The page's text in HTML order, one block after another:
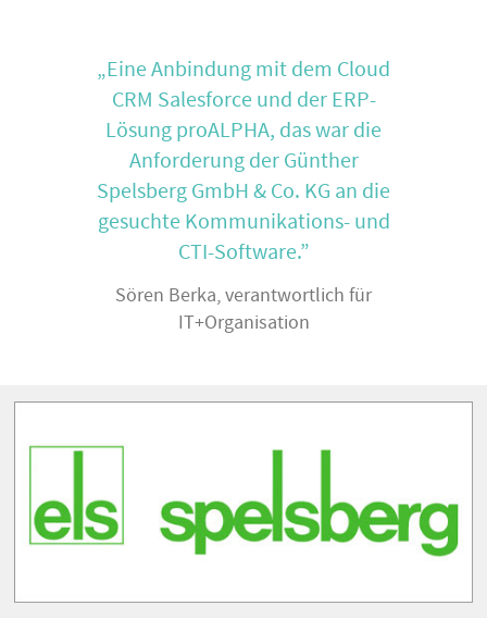
„Eine Anbindung mit dem Cloud
CRM Salesforce und der ERP-
Lösung proALPHA, das war die
Anforderung der Günther
Spelsberg GmbH & Co. KG an die
gesuchte Kommunikations- und
CTI-Software.”
Sören Berka, verantwortlich für
IT+Organisation